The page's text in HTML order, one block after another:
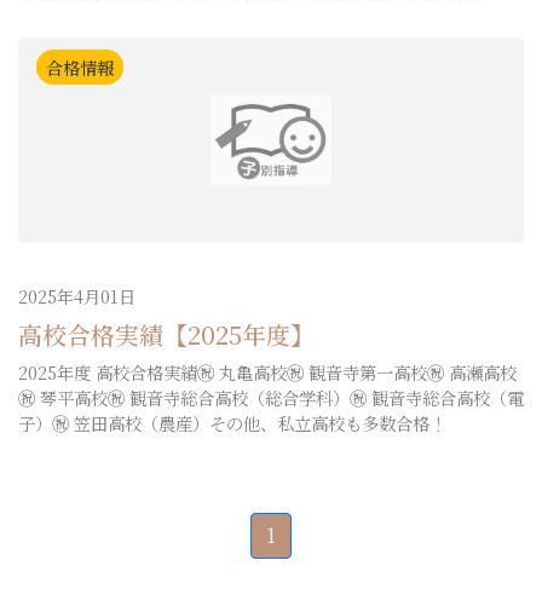
合格情報
2025年4月01日
高校合格実績【2025年度】
2025年度 高校合格実績㊗ 丸亀高校㊗ 観音寺第一高校㊗ 高瀬高校
㊗ 琴平高校㊗ 観音寺総合高校（総合学科）㊗ 観音寺総合高校（電
子）㊗ 笠田高校（農産）その他、私立高校も多数合格！
1